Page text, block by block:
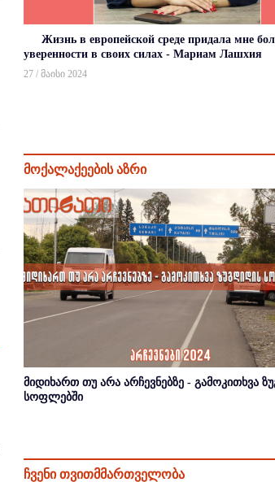
Жизнь в европейской среде придала мне
уверенности в своих силах - Мариам Лашхия
27 / მაისი 2024
მოქალაქეების აზრი
მიდიხართ თუ არა არჩევნებზე - გამოკითხვა
სოფლებში
ჩვენი თვითმმართველობა